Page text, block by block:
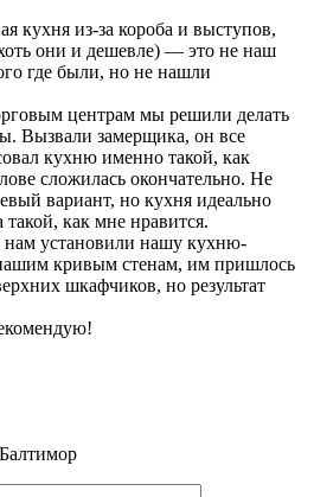
кухня из-за короба и выступов,
они и дешевле) — это не наш
где были, но не нашли
центрам мы решили делать
Вызвали замерщика, он все
кухню именно такой, как
сложилась окончательно. Не
вариант, но кухня идеально
как мне нравится.
нам установили нашу кухню-
кривым стенам, им пришлось
шкафчиков, но результат